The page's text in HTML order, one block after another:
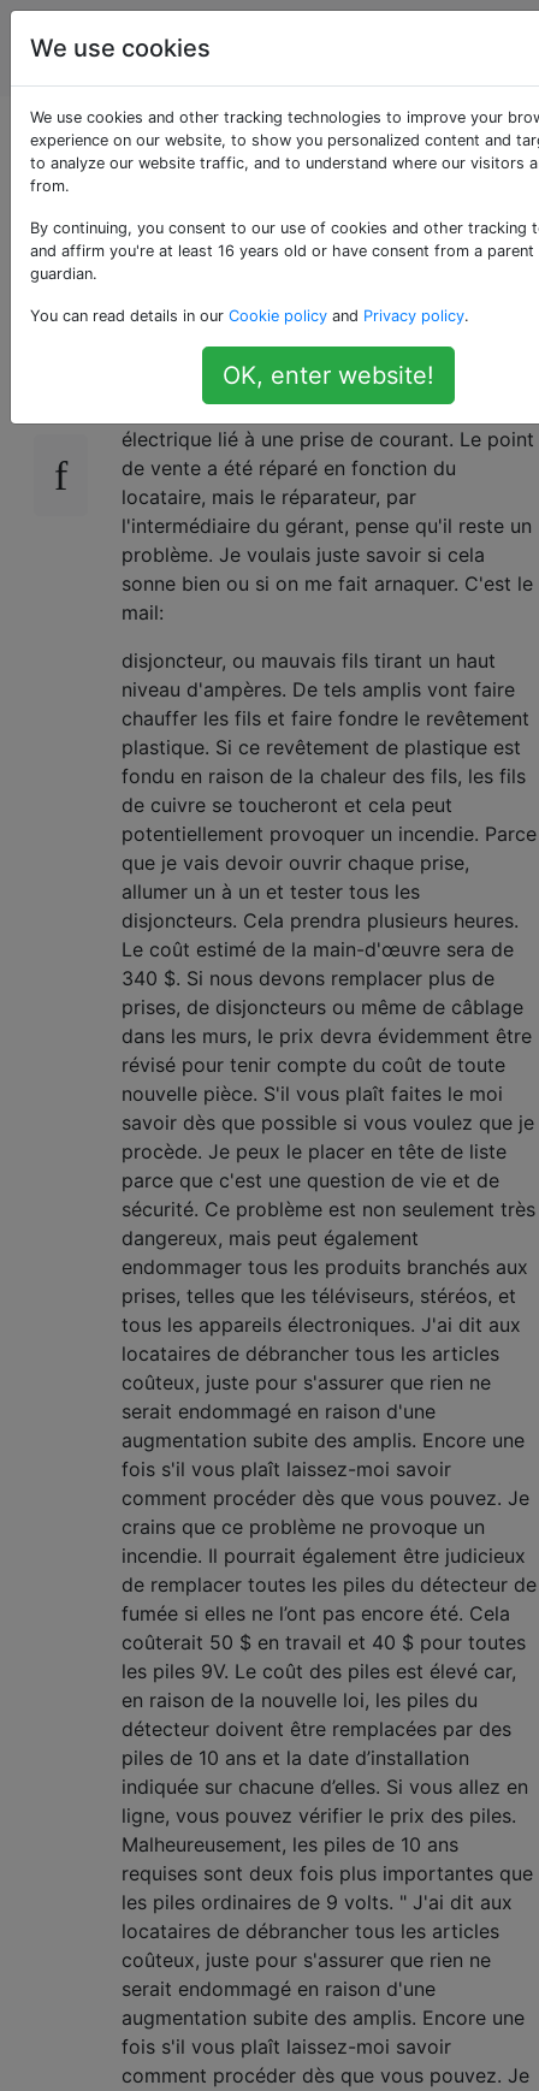
Amélioration
de l'habitat
Est-ce que
l'électricien essaie de
m'escroquer?
Je suis propriétaire d'une maison en
Californie et le responsable de ma propriété
m'en a informé à propos d'un problème
électrique lié à une prise de courant. Le point
de vente a été réparé en fonction du
locataire, mais le réparateur, par
l'intermédiaire du gérant, pense qu'il reste un
problème. Je voulais juste savoir si cela
sonne bien ou si on me fait arnaquer. C'est le
mail:
disjoncteur, ou mauvais fils tirant un haut
niveau d'ampères. De tels amplis vont faire
chauffer les fils et faire fondre le revêtement
plastique. Si ce revêtement de plastique est
fondu en raison de la chaleur des fils, les fils
de cuivre se toucheront et cela peut
potentiellement provoquer un incendie. Parce
que je vais devoir ouvrir chaque prise,
allumer un à un et tester tous les
disjoncteurs. Cela prendra plusieurs heures.
Le coût estimé de la main-d'œuvre sera de
340 $. Si nous devons remplacer plus de
prises, de disjoncteurs ou même de câblage
dans les murs, le prix devra évidemment être
révisé pour tenir compte du coût de toute
nouvelle pièce. S'il vous plaît faites le moi
savoir dès que possible si vous voulez que je
procède. Je peux le placer en tête de liste
parce que c'est une question de vie et de
sécurité. Ce problème est non seulement très
dangereux, mais peut également
endommager tous les produits branchés aux
prises, telles que les téléviseurs, stéréos, et
tous les appareils électroniques. J'ai dit aux
locataires de débrancher tous les articles
coûteux, juste pour s'assurer que rien ne
serait endommagé en raison d'une
augmentation subite des amplis. Encore une
fois s'il vous plaît laissez-moi savoir
comment procéder dès que vous pouvez. Je
crains que ce problème ne provoque un
incendie. Il pourrait également être judicieux
de remplacer toutes les piles du détecteur de
fumée si elles ne l’ont pas encore été. Cela
coûterait 50 $ en travail et 40 $ pour toutes
les piles 9V. Le coût des piles est élevé car,
en raison de la nouvelle loi, les piles du
détecteur doivent être remplacées par des
piles de 10 ans et la date d’installation
indiquée sur chacune d’elles. Si vous allez en
ligne, vous pouvez vérifier le prix des piles.
Malheureusement, les piles de 10 ans
requises sont deux fois plus importantes que
les piles ordinaires de 9 volts. " J'ai dit aux
locataires de débrancher tous les articles
coûteux, juste pour s'assurer que rien ne
serait endommagé en raison d'une
augmentation subite des amplis. Encore une
fois s'il vous plaît laissez-moi savoir
comment procéder dès que vous pouvez. Je
We use cookies
We use cookies and other tracking technologies to improve your
experience on our website, to show you personalized content and
to analyze our website traffic, and to understand where our visitors
from.
By continuing, you consent to our use of cookies and other tracking
and affirm you're at least 16 years old or have consent from a parent
guardian.
You can read details in our Cookie policy and Privacy policy.
OK, enter website!